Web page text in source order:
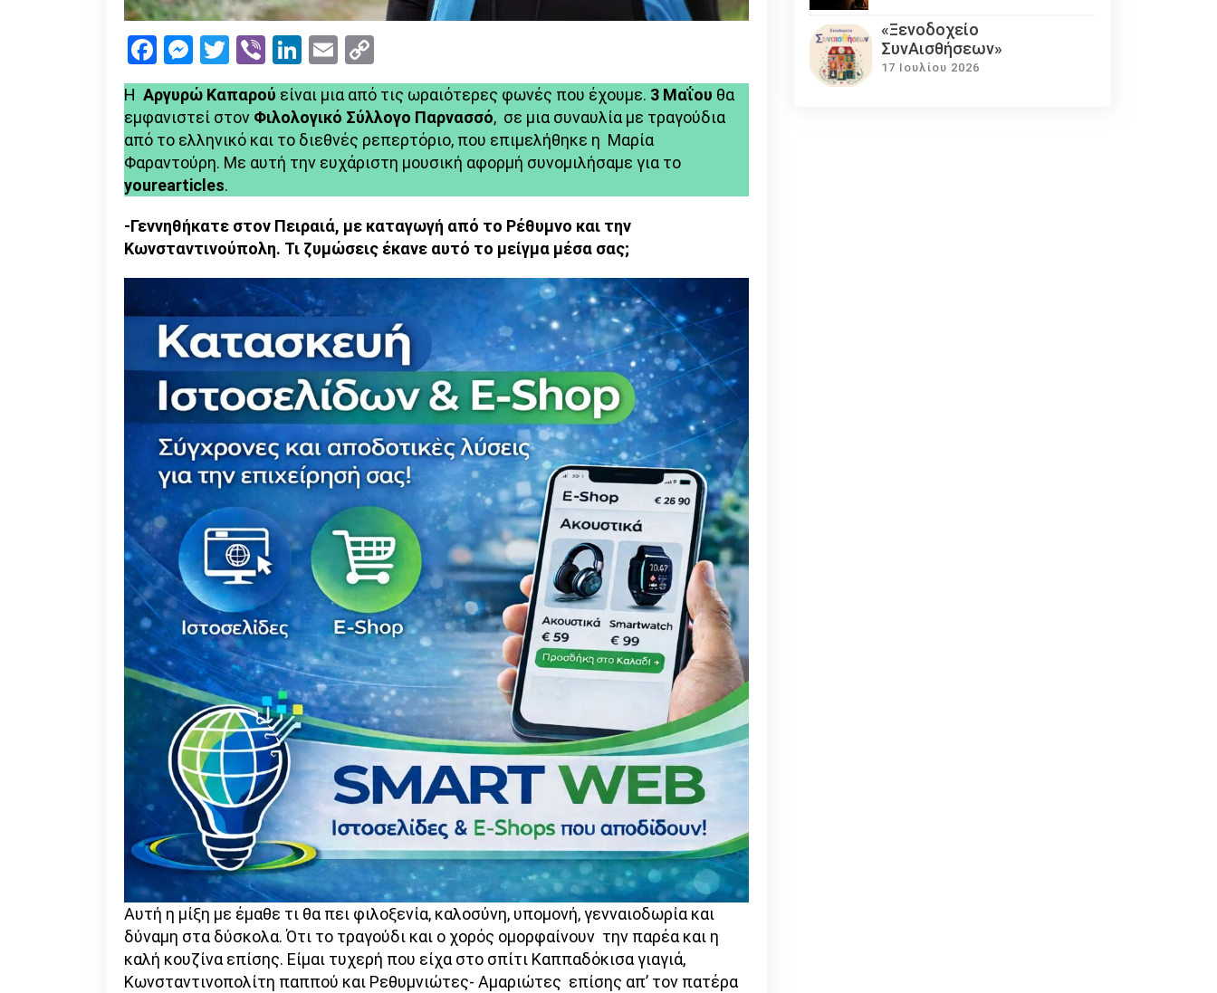
πτήση»
Facebook
Messenger
Twitter
ViberLinkedIn
Email
Link
Η Αργυρώ Καπαρού είναι μια από τις ωραιότερες φωνές που έχουμε. 3 Μαΐου θα
εμφανιστεί στον Φιλολογικό Σύλλογο Παρνασσό, σε μια συναυλία με τραγούδια
από το ελληνικό και το διεθνές ρεπερτόριο, που επιμελήθηκε η Μαρία
Φαραντούρη. Με αυτή την ευχάριστη μουσική αφορμή συνομιλήσαμε για το
yourearticles.
-Γεννηθήκατε στον Πειραιά, με καταγωγή από το Ρέθυμνο και την
Κωνσταντινούπολη. Τι ζυμώσεις έκανε αυτό το μείγμα μέσα σας;
Αυτή η μίξη με έμαθε τι θα πει φιλοξενία, καλοσύνη, υπομονή, γενναιοδωρία και
δύναμη στα δύσκολα. Ότι το τραγούδι και ο χορός ομορφαίνουν την παρέα και η
καλή κουζίνα επίσης. Είμαι τυχερή που είχα στο σπίτι Καππαδόκισα γιαγιά,
Κωνσταντινοπολίτη παππού και Ρεθυμνιώτες- Αμαριώτες επίσης απ’ τον πατέρα
«Ξενοδοχείο
ΣυνΑισθήσεων»
17 Ιουλίου 2026